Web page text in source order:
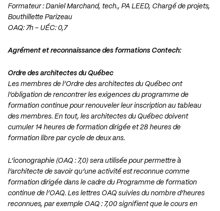
Formateur : Daniel Marchand, tech., PA LEED, Chargé de projets,
Bouthillette Parizeau
OAQ: 7h – UÉC: 0,7
Agrément et reconnaissance des formations Contech:
Ordre des architectes du Québec
Les membres de l’Ordre des architectes du Québec ont
l’obligation de rencontrer les exigences du programme de
formation continue pour renouveler leur inscription au tableau
des membres. En tout, les architectes du Québec doivent
cumuler 14 heures de formation dirigée et 28 heures de
formation libre par cycle de deux ans.
L’iconographie (OAQ : 7,0) sera utilisée pour permettre à
l’architecte de savoir qu’une activité est reconnue comme
formation dirigée dans le cadre du Programme de formation
continue de l’OAQ. Les lettres OAQ suivies du nombre d’heures
reconnues, par exemple OAQ : 7,00 signifient que le cours en